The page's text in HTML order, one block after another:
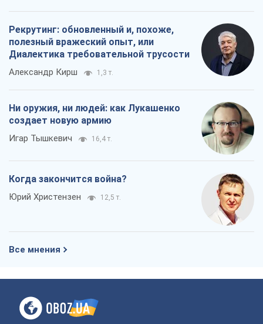
Рекрутинг: обновленный и, похоже,
полезный вражеский опыт, или
Диалектика требовательной трусости
Александр Кирш 1,3 т.
Ни оружия, ни людей: как Лукашенко
создает новую армию
Игар Тышкевич 16,4 т.
Когда закончится война?
Юрий Христензен 12,5 т.
Все мнения